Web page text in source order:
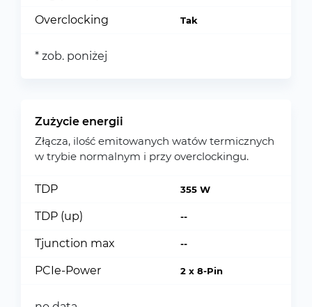
Overclocking Tak
* zob. poniżej
Zużycie energii
Złącza, ilość emitowanych watów termicznych
w trybie normalnym i przy overclockingu.
TDP 355 W
TDP (up) --
Tjunction max --
PCIe-Power 2 x 8-Pin